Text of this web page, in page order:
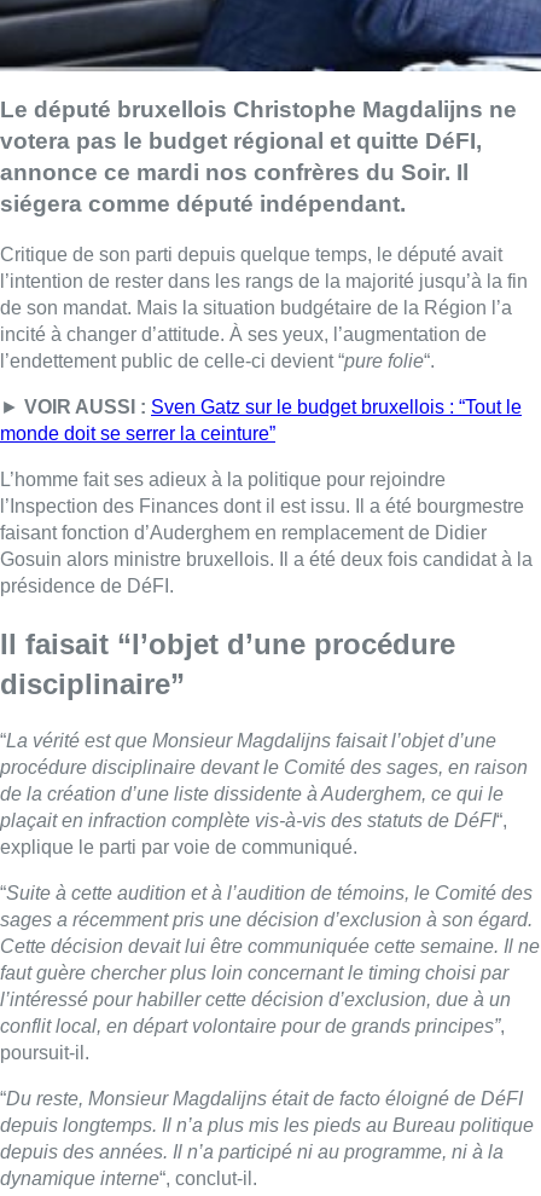
Le député bruxellois Christophe Magdalijns ne
votera pas le budget régional et quitte DéFI,
annonce ce mardi nos confrères du Soir. Il
siégera comme député indépendant.
Critique de son parti depuis quelque temps, le député avait
l’intention de rester dans les rangs de la majorité jusqu’à la fin
de son mandat. Mais la situation budgétaire de la Région l’a
incité à changer d’attitude. À ses yeux, l’augmentation de
l’endettement public de celle-ci devient “pure folie“.
► VOIR AUSSI : Sven Gatz sur le budget bruxellois : “Tout le
monde doit se serrer la ceinture”
L’homme fait ses adieux à la politique pour rejoindre
l’Inspection des Finances dont il est issu. Il a été bourgmestre
faisant fonction d’Auderghem en remplacement de Didier
Gosuin alors ministre bruxellois. Il a été deux fois candidat à la
présidence de DéFI.
Il faisait “l’objet d’une procédure
disciplinaire”
“La vérité est que Monsieur Magdalijns faisait l’objet d’une
procédure disciplinaire devant le Comité des sages, en raison
de la création d’une liste dissidente à Auderghem, ce qui le
plaçait en infraction complète vis-à-vis des statuts de DéFI“,
explique le parti par voie de communiqué.
“Suite à cette audition et à l’audition de témoins, le Comité des
sages a récemment pris une décision d’exclusion à son égard.
Cette décision devait lui être communiquée cette semaine. Il ne
faut guère chercher plus loin concernant le timing choisi par
l’intéressé pour habiller cette décision d’exclusion, due à un
conflit local, en départ volontaire pour de grands principes”,
poursuit-il.
“Du reste, Monsieur Magdalijns était de facto éloigné de DéFI
depuis longtemps. Il n’a plus mis les pieds au Bureau politique
depuis des années. Il n’a participé ni au programme, ni à la
dynamique interne“, conclut-il.